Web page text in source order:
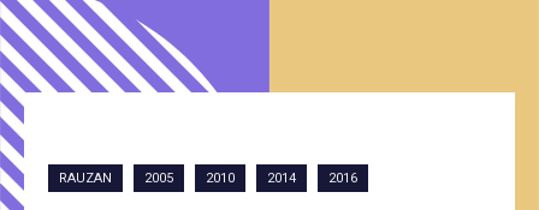
RAUZAN 2005 2010 2014 2016